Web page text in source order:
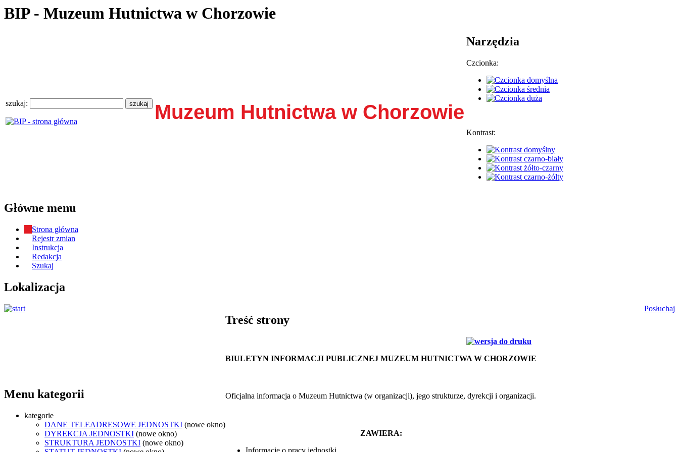
BIP - Muzeum Hutnictwa w Chorzowie
szukaj: Muzeum Hutnictwa w Chorzowie
Narzędzia
Czcionka:
Kontrast:
Główne menu
Strona główna
Rejestr zmian
Instrukcja
Redakcja
Szukaj
Lokalizacja
Posłuchaj
Menu kategorii
kategorie
DANE TELEADRESOWE JEDNOSTKI (nowe okno)
DYREKCJA JEDNOSTKI (nowe okno)
STRUKTURA JEDNOSTKI (nowe okno)
Treść strony
BIULETYN INFORMACJI PUBLICZNEJ MUZEUM HUTNICTWA W CHORZOWIE
Oficjalna informacja o Muzeum Hutnictwa (w organizacji), jego strukturze, dyrekcji i organizacji.
ZAWIERA:
Informacje o pracy jednostki,